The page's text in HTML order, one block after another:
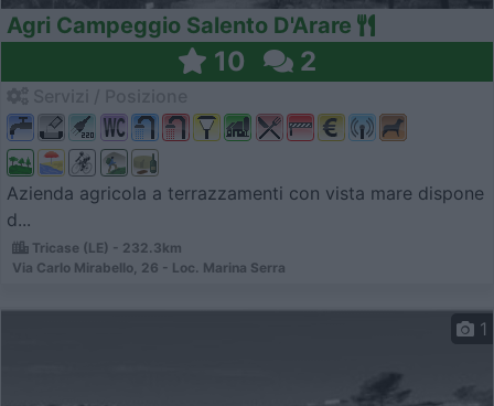
Agri Campeggio Salento D'Arare
10 2
Azienda agricola a terrazzamenti con vista mare dispone
d...
Tricase (LE) - 232.3km
Via Carlo Mirabello, 26 - Loc. Marina Serra
1